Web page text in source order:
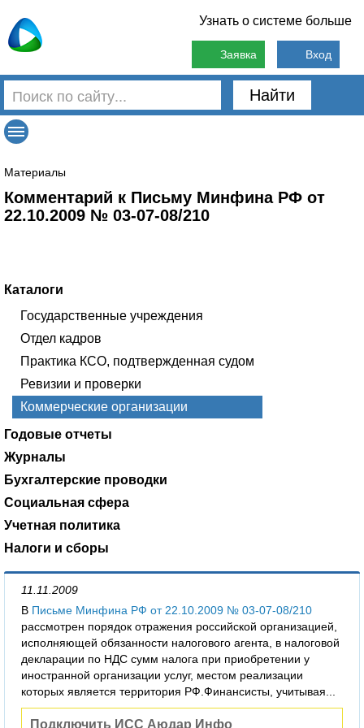
Узнать о системе больше
Заявка Вход
Найти
Материалы
Комментарий к Письму Минфина РФ от
22.10.2009 № 03-07-08/210
Каталоги
Государственные учреждения
Отдел кадров
Практика КСО, подтвержденная судом
Ревизии и проверки
Коммерческие организации
Годовые отчеты
Журналы
Бухгалтерские проводки
Социальная сфера
Учетная политика
Налоги и сборы
11.11.2009
В Письме Минфина РФ от 22.10.2009 № 03-07-08/210
рассмотрен порядок отражения российской организацией,
исполняющей обязанности налогового агента, в налоговой
декларации по НДС сумм налога при приобретении у
иностранной организации услуг, местом реализации
которых является территория РФ.Финансисты, учитывая...
Подключить ИСС Аюдар Инфо